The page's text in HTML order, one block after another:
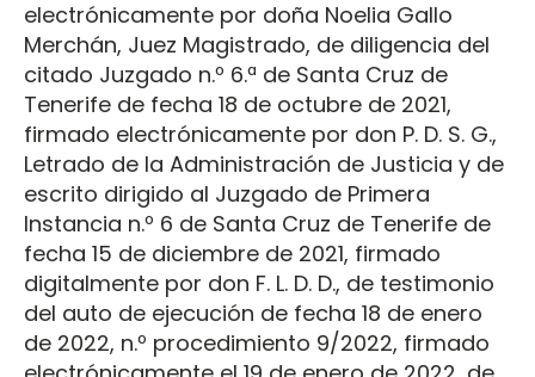
electrónicamente por doña Noelia Gallo
Merchán, Juez Magistrado, de diligencia del
citado Juzgado n.º 6.ª de Santa Cruz de
Tenerife de fecha 18 de octubre de 2021,
firmado electrónicamente por don P. D. S. G.,
Letrado de la Administración de Justicia y de
escrito dirigido al Juzgado de Primera
Instancia n.º 6 de Santa Cruz de Tenerife de
fecha 15 de diciembre de 2021, firmado
digitalmente por don F. L. D. D., de testimonio
del auto de ejecución de fecha 18 de enero
de 2022, n.º procedimiento 9/2022, firmado